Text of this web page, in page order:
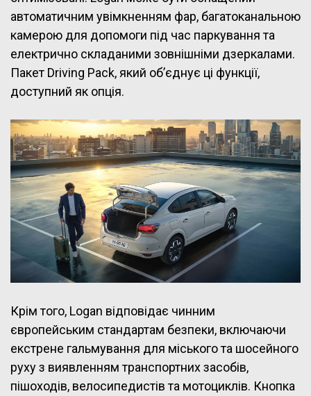
автоматичним увімкненням фар, багатоканальною
камерою для допомоги під час паркування та
електрично складаними зовнішніми дзеркалами.
Пакет Driving Pack, який об’єднує ці функції,
доступний як опція.
Крім того, Logan відповідає чинним
європейським стандартам безпеки, включаючи
екстрене гальмування для міського та шосейного
руху з виявленням транспортних засобів,
пішоходів, велосипедистів та мотоциклів. Кнопка